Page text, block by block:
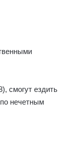
смогут ездить
нечетным